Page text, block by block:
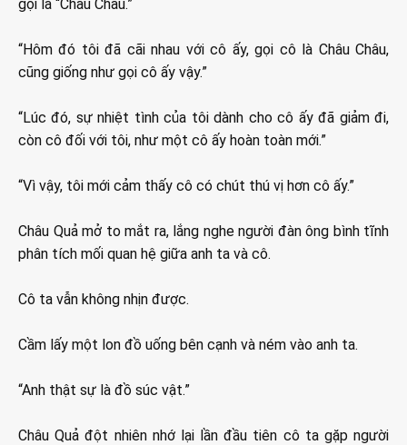
gọi là “Châu Châu.”
“Hôm đó tôi đã cãi nhau với cô ấy, gọi cô là Châu Châu,
cũng giống như gọi cô ấy vậy.”
“Lúc đó, sự nhiệt tình của tôi dành cho cô ấy đã giảm đi,
còn cô đối với tôi, như một cô ấy hoàn toàn mới.”
“Vì vậy, tôi mới cảm thấy cô có chút thú vị hơn cô ấy.”
Châu Quả mở to mắt ra, lắng nghe người đàn ông bình tĩnh
phân tích mối quan hệ giữa anh ta và cô.
Cô ta vẫn không nhịn được.
Cầm lấy một lon đồ uống bên cạnh và ném vào anh ta.
“Anh thật sự là đồ súc vật.”
Châu Quả đột nhiên nhớ lại lần đầu tiên cô ta gặp người